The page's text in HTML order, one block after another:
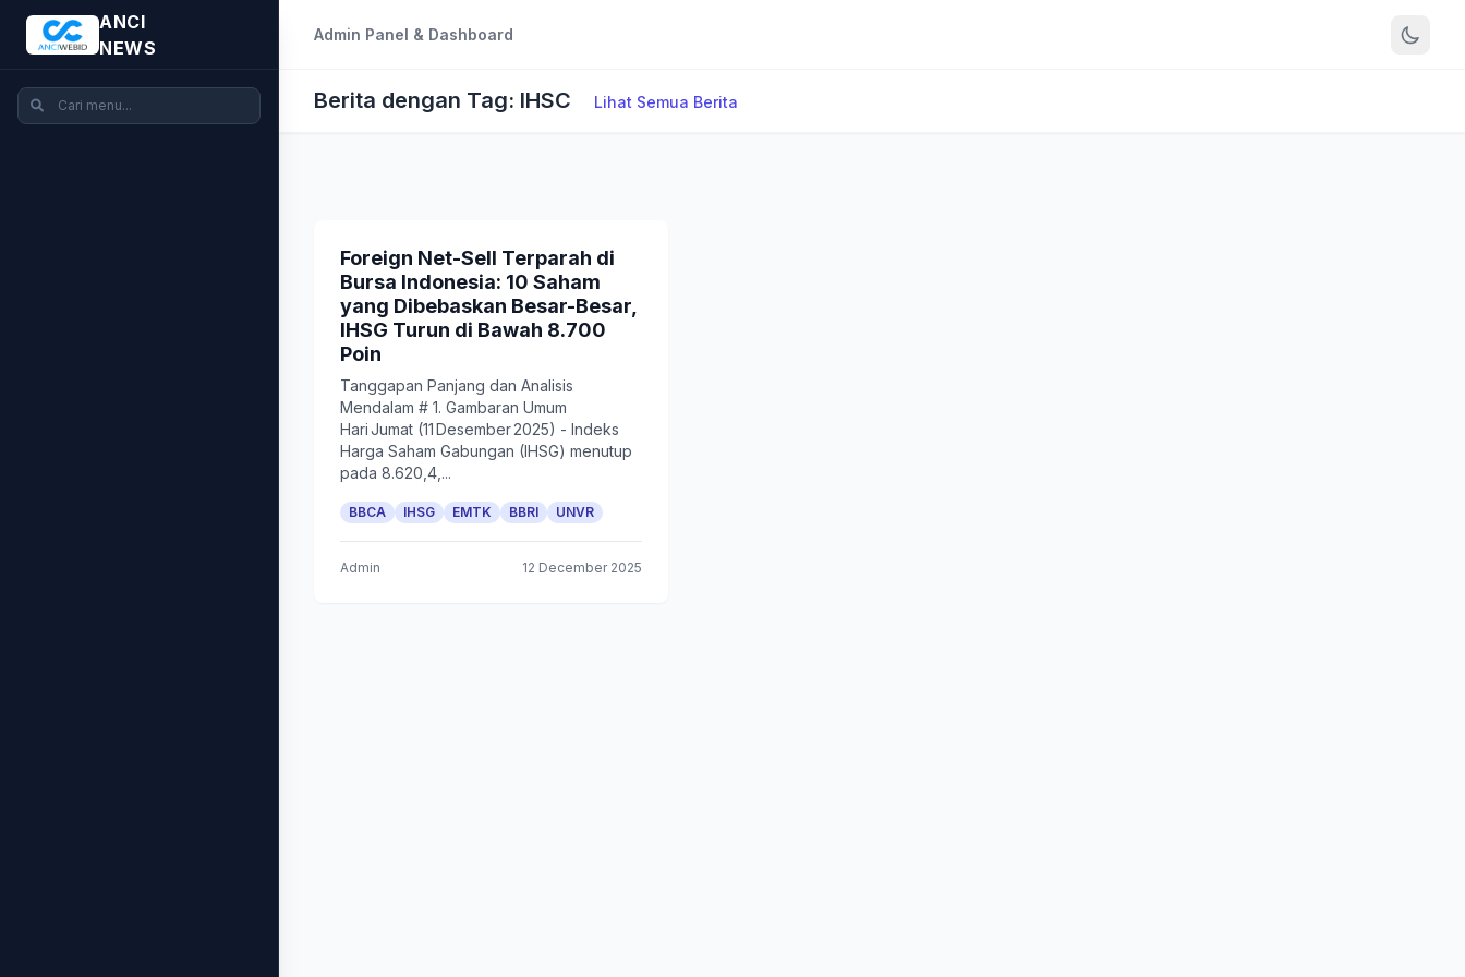
ANCI
NEWS
Admin Panel & Dashboard
Berita dengan Tag: IHSC Lihat Semua Berita
Foreign Net-Sell Terparah di
Bursa Indonesia: 10 Saham
yang Dibebaskan Besar-Besar,
IHSG Turun di Bawah 8.700
Poin
Tanggapan Panjang dan Analisis
Mendalam # 1. Gambaran Umum
Hari Jumat (11 Desember 2025) - Indeks
Harga Saham Gabungan (IHSG) menutup
pada 8.620,4,...
BBCA IHSG EMTK BBRI UNVR
Admin 12 December 2025